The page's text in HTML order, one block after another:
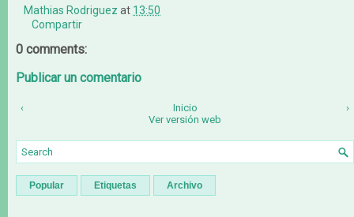
Mathias Rodriguez at 13:50
Compartir
0 comments:
Publicar un comentario
‹ ›
Inicio
Ver versión web
Popular Etiquetas Archivo